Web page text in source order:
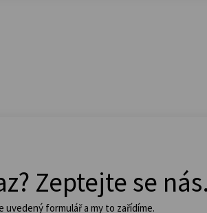
Zeptejte se
uvedený formulář a my to zařídíme.